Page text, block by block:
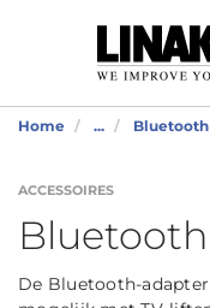
Home ... Bluetooth
ACCESSOIRES
De Bluetooth-